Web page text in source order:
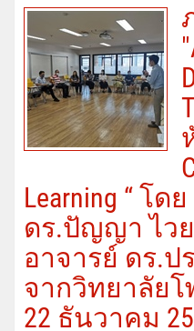
Learning “ โด
ดร.ปัญญา ไว
อาจารย์ ดร.ป
จากวิทยาลัย
22 ธันวาคม